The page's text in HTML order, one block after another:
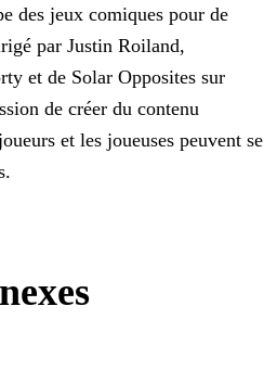
des jeux comiques pour de
par Justin Roiland,
et de Solar Opposites sur
de créer du contenu
et les joueuses peuvent se